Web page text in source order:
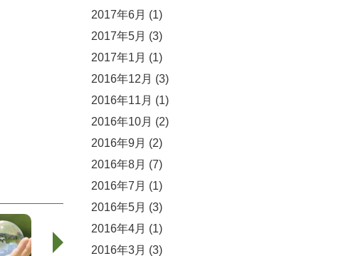
2017年6月 (1)
2017年5月 (3)
2017年1月 (1)
2016年12月 (3)
2016年11月 (1)
2016年10月 (2)
2016年9月 (2)
2016年8月 (7)
2016年7月 (1)
2016年5月 (3)
2016年4月 (1)
2016年3月 (3)